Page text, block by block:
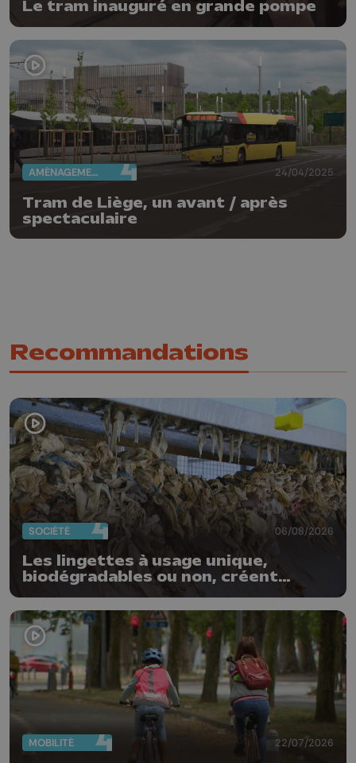
Le tram inauguré en grande pompe
AMÉNAGEMENT DU TERRITOIRE 24/04/2025
Tram de Liège, un avant / après
spectaculaire
Recommandations
SOCIÉTÉ 06/08/2026
Les lingettes à usage unique,
biodégradables ou non, créent
quotidiennement des bouchons
dans nos stations d'épuration
MOBILITÉ 22/07/2026